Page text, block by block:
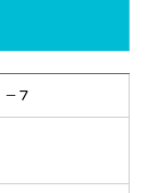
－７